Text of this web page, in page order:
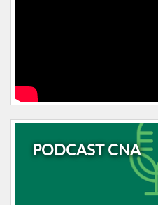
PODCAST CNA